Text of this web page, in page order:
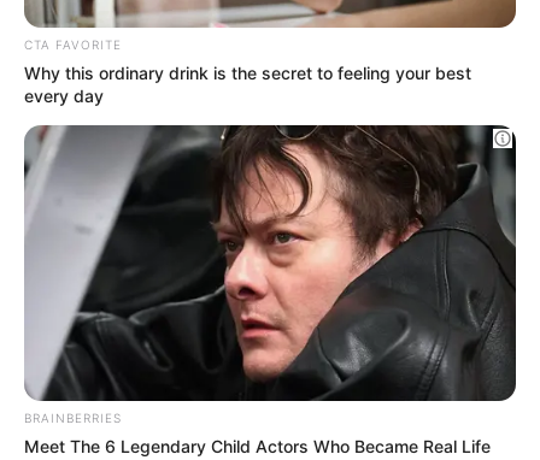
The Bodyguard's Hidden Bloopers Revealed
BRAINBERRIES